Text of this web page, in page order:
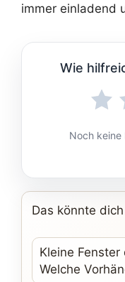
immer einladend
Wie
Noch keine
Das könnte
Kleine
Welche